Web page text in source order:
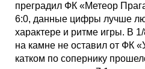
преградил ФК «Метеор
6:0, данные цифры лучше
характере и ритме игры. В
на камне не оставил от ФК
катком по сопернику